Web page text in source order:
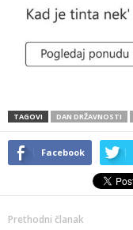
TAGOVI DAN DRŽAVNOSTI
Facebook
Prethodni članak